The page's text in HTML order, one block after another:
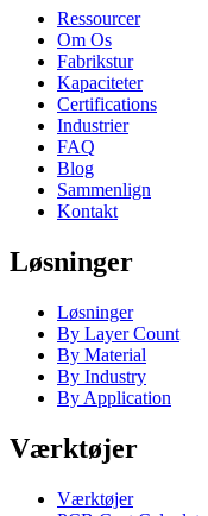
Ressourcer
Om Os
Fabrikstur
Kapaciteter
Certifications
Industrier
FAQ
Blog
Sammenlign
Kontakt
Løsninger
Løsninger
By Layer Count
By Material
By Industry
By Application
Værktøjer
Værktøjer